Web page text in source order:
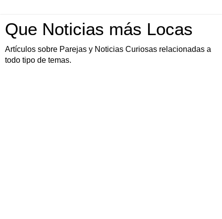
Que Noticias más Locas
Artículos sobre Parejas y Noticias Curiosas relacionadas a
todo tipo de temas.